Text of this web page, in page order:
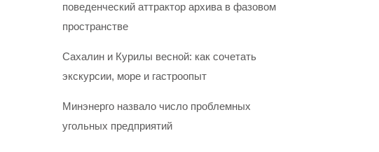
поведенческий аттрактор архива в фазовом
пространстве
Сахалин и Курилы весной: как сочетать
экскурсии, море и гастроопыт
Минэнерго назвало число проблемных
угольных предприятий